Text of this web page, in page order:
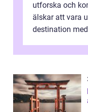
utforska och
älskar att vara
destination